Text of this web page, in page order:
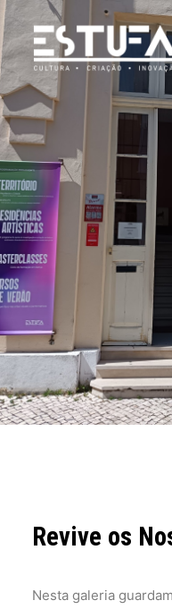
A ESTUFA
SERVIÇO
PLATAFORMA
MOAGEM –
CASA –
CRIATIVAS
PROJECTOS
ALCHIMIST
TORRES INOV-E
ECOCAMPUS
GALERIA
DEVOLUTOS
Revive os
Nesta galeria